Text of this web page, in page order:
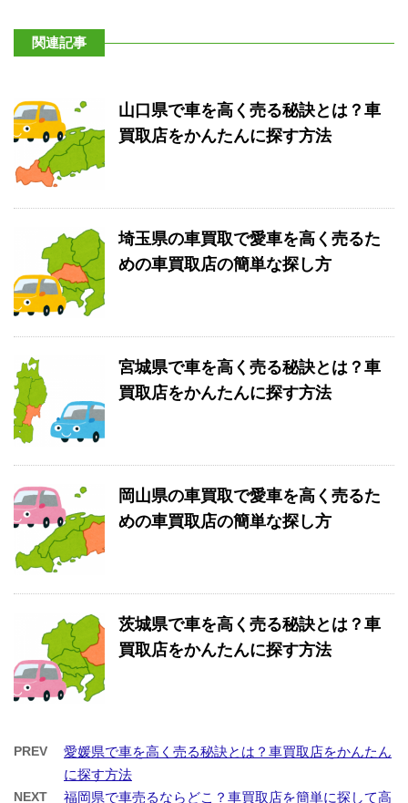
関連記事
山口県で車を高く売る秘訣とは？車
買取店をかんたんに探す方法
埼玉県の車買取で愛車を高く売るた
めの車買取店の簡単な探し方
宮城県で車を高く売る秘訣とは？車
買取店をかんたんに探す方法
岡山県の車買取で愛車を高く売るた
めの車買取店の簡単な探し方
茨城県で車を高く売る秘訣とは？車
買取店をかんたんに探す方法
PREV
愛媛県で車を高く売る秘訣とは？車買取店をかんたん
に探す方法
NEXT 福岡県で車売るならどこ？車買取店を簡単に探して高